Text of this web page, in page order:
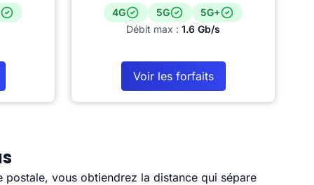
4G 5G
5G+
Débit max : 1.6 Gb/s
Voir les forfaits
postale, vous obtiendrez la distance qui sépare